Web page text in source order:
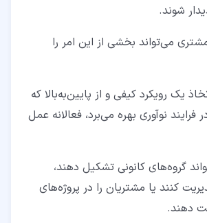
شوند.
می‌تواند بخشی از این امر را
یک رویکرد کیفی و از پایین‌به‌بالا که
نوآوری بهره می‌برد، فعالانه عمل
گروه‌های کانونی تشکیل دهند،
کنند یا مشتریان را در پروژه‌های
دهند.